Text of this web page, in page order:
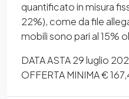
quantificato in misura
22%), come da file
mobili sono pari al 15%
DATA ASTA 29 luglio
OFFERTA MINIMA €